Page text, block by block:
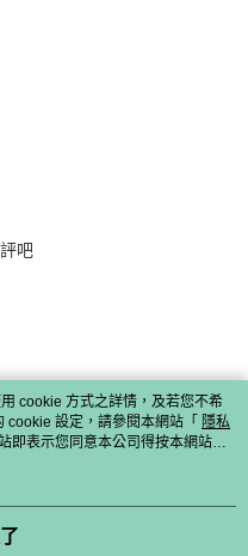
吧
cookie 方式之詳情，及若您不希
cookie 設定，請參閱本網站「 隱私
即表示您同意本公司得按本網站使